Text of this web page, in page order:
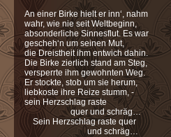
An einer Birke hielt er inn‘, nahm
wahr, wie nie seit Weltbeginn,
absonderliche Sinnesflut. Es war
gescheh‘n um seinen Mut,
die Dreistheit ihm entwich dahin.
Die Birke zierlich stand am Steg,
versperrte ihm gewohnten Weg.
Er stockte, stob um sie herum,
liebkoste ihre Reize stumm, -
sein Herzschlag raste
quer und schräg…
Sein Herzschlag raste quer
und schräg…